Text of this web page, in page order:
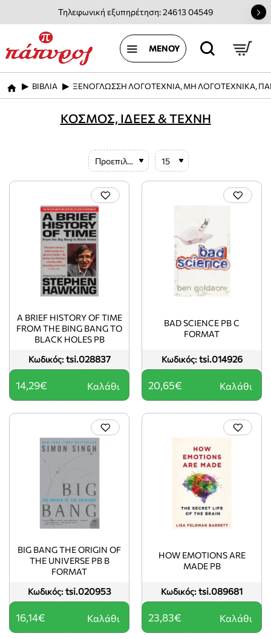
Τηλεφωνική εξυπηρέτηση: 24613 04549
home
ΒΙΒΛΙΑ ΞΕΝΟΓΛΩΣΣΗ ΛΟΓΟΤΕΧΝΙΑ, ΜΗ ΛΟΓΟΤΕΧΝΙΚΑ,
ΚΟΣΜΟΣ, ΙΔΕΕΣ & ΤΕΧΝΗ
Κωδικός: tsi.028837
A BRIEF HISTORY OF TIME
FROM THE BING BANG TO
BLACK HOLES PB
14,29€ Καλάθι
Κωδικός: tsi.014926
BAD SCIENCE PB C
FORMAT
20,65€ Καλάθι
Κωδικός: tsi.020953
BIG BANG THE ORIGIN OF
THE UNIVERSE PB B
FORMAT
16,14€ Καλάθι
Κωδικός: tsi.089681
HOW EMOTIONS ARE
MADE PB
23,83€ Καλάθι